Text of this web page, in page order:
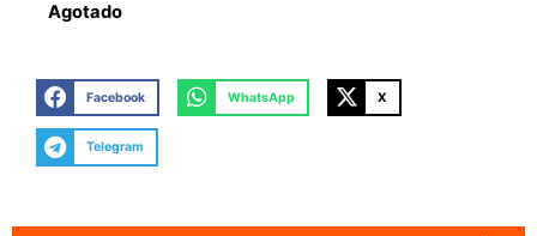
Agotado
Facebook WhatsApp X
Telegram